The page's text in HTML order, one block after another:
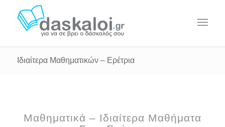
Ιδιαίτερα Μαθηματικών – Ερέτρια
Μαθηματικά – Ιδιαίτερα Μαθήματα